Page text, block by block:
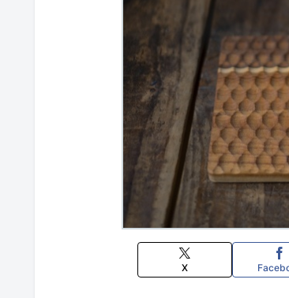
X